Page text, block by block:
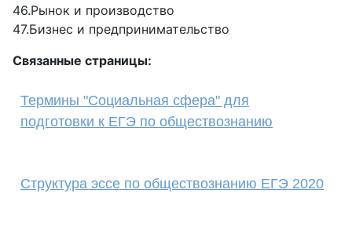
46.Рынок и производство
47.Бизнес и предпринимательство
Связанные страницы:
Термины "Социальная сфера" для
подготовки к ЕГЭ по обществознанию
Структура эссе по обществознанию ЕГЭ 2020